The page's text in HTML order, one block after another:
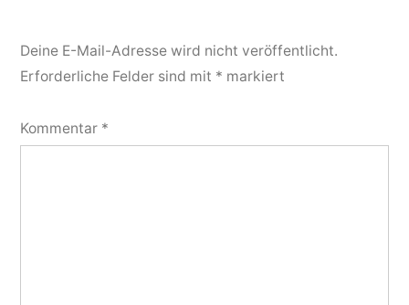
Deine E-Mail-Adresse wird nicht veröffentlicht.
Erforderliche Felder sind mit * markiert
Kommentar *